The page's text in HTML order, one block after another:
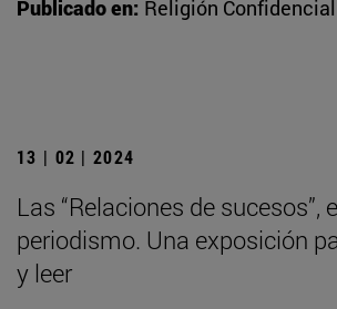
Publicado en: Religión Confidencial
13 | 02 | 2024
Las “Relaciones de sucesos”,
periodismo. Una exposición
y leer